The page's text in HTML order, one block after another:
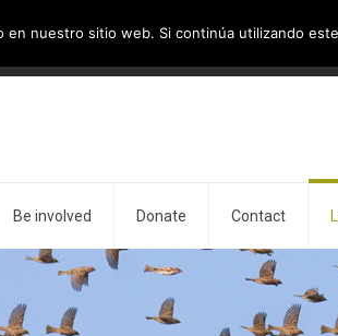
Be involved Donate Contact
nuestro sitio web. Si continúa utilizando